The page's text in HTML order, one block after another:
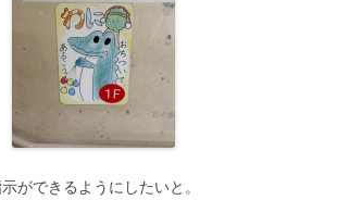
ができるようにしたいと。